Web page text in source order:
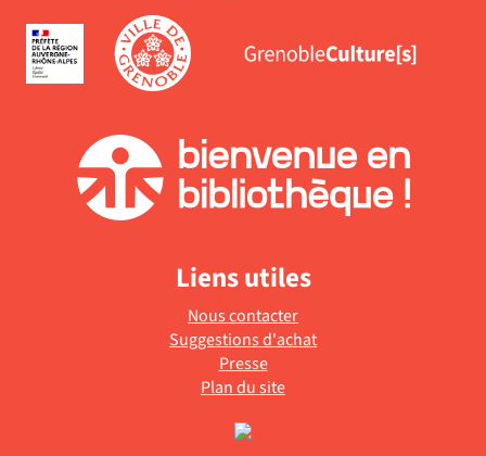
Liens utiles
Nous contacter
Suggestions d'achat
Presse
Plan du site